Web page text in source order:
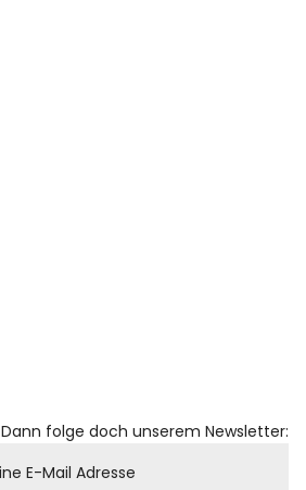
Dann folge doch unserem Newsletter: